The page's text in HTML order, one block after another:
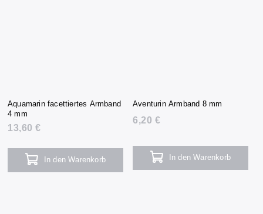
Aquamarin facettiertes Armband
4 mm
13,60 €
In den Warenkorb
Aventurin Armband 8 mm
6,20 €
In den Warenkorb